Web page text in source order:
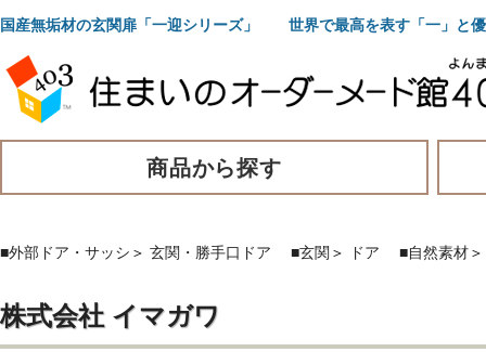
国産無垢材の玄関扉「一迎シリーズ」 世界で最高を表す「一」と
商品から探す
■外部ドア・サッシ ＞ 玄関・勝手口ドア ■玄関 ＞ ドア ■自然素材
株式会社 イマガワ